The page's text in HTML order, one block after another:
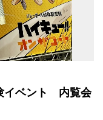
イベント 内覧会